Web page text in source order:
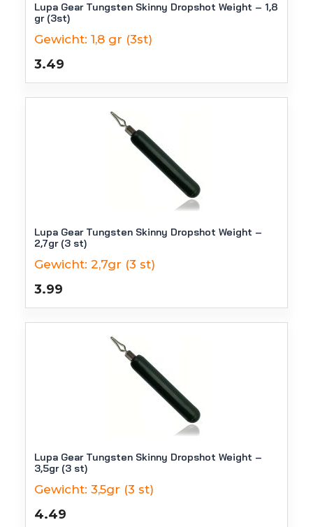
Lupa Gear Tungsten Skinny Dropshot Weight – 1,8
gr (3st)
Gewicht: 1,8 gr (3st)
3.49
Lupa Gear Tungsten Skinny Dropshot Weight –
2,7gr (3 st)
Gewicht: 2,7gr (3 st)
3.99
Lupa Gear Tungsten Skinny Dropshot Weight –
3,5gr (3 st)
Gewicht: 3,5gr (3 st)
4.49